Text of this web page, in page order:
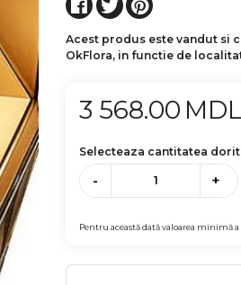
Acest produs este vandut si
OkFlora, in functie de
3 568.00 MDL
Selecteaza cantitatea
- +
Pentru această dată valoarea minimă